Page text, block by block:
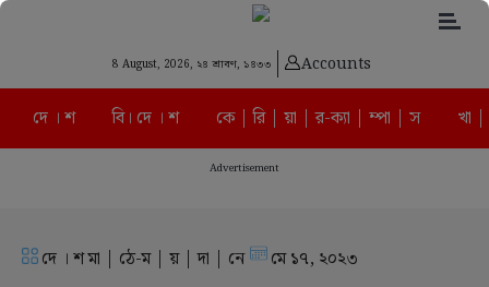
8 August, 2026, ২৪ শ্রাবণ, ১৪৩৩ Accounts
দে । শ বি। দে । শ কে | রি | য়া | র-ক্যা | ম্পা | স খা
Advertisement
দে । শ মা | ঠে-ম | য় | দা | নে মে ১৭, ২০২৩